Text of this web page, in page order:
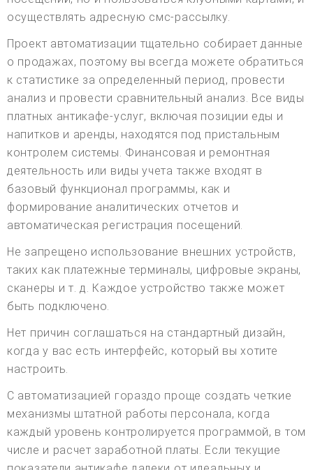
осуществлять адресную смс-рассылку.
Проект автоматизации тщательно собирает данные
о продажах, поэтому вы всегда можете обратиться
к статистике за определенный период, провести
анализ и провести сравнительный анализ. Все виды
платных антикафе-услуг, включая позиции еды и
напитков и аренды, находятся под пристальным
контролем системы. Финансовая и ремонтная
деятельность или виды учета также входят в
базовый функционал программы, как и
формирование аналитических отчетов и
автоматическая регистрация посещений.
Не запрещено использование внешних устройств,
таких как платежные терминалы, цифровые экраны,
сканеры и т. д. Каждое устройство также может
быть подключено.
Нет причин соглашаться на стандартный дизайн,
когда у вас есть интерфейс, который вы хотите
настроить.
С автоматизацией гораздо проще создать четкие
механизмы штатной работы персонала, когда
каждый уровень контролируется программой, в том
числе и расчет заработной платы. Если текущие